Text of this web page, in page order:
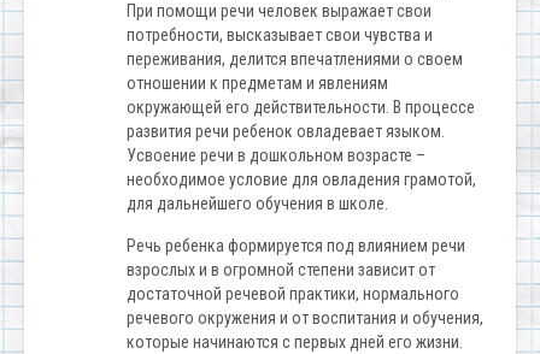
При помощи речи человек выражает свои
потребности, высказывает свои чувства и
переживания, делится впечатлениями о своем
отношении к предметам и явлениям
окружающей его действительности. В процессе
развития речи ребенок овладевает языком.
Усвоение речи в дошкольном возрасте –
необходимое условие для овладения грамотой,
для дальнейшего обучения в школе.
Речь ребенка формируется под влиянием речи
взрослых и в огромной степени зависит от
достаточной речевой практики, нормального
речевого окружения и от воспитания и обучения,
которые начинаются с первых дней его жизни.